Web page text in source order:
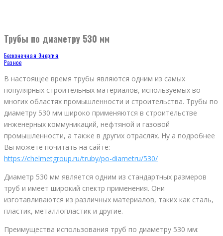
Трубы по диаметру 530 мм
Бесконечная Энергия
Разное
В настоящее время трубы являются одним из самых
популярных строительных материалов, используемых во
многих областях промышленности и строительства. Трубы по
диаметру 530 мм широко применяются в строительстве
инженерных коммуникаций, нефтяной и газовой
промышленности, а также в других отраслях. Ну а подробнее
Вы можете почитать на сайте:
https://chelmetgroup.ru/truby/po-diametru/530/
Диаметр 530 мм является одним из стандартных размеров
труб и имеет широкий спектр применения. Они
изготавливаются из различных материалов, таких как сталь,
пластик, металлопластик и другие.
Преимущества использования труб по диаметру 530 мм: